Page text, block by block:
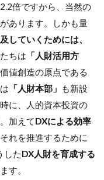
倍ですから、当然の
あります。しかも量
していくためには、
ちは 「人財活用方
値創造の原点である
「人財本部」 も新設
に、人的資本投資の
加えてDXによる効率
れを推進するために
したDX人財を育成する
す。